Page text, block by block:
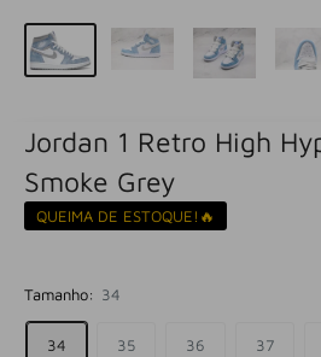
Jordan 1 Retro High
Smoke Grey
QUEIMA DE ESTOQUE!🔥
Tamanho: 34
34 35 36 37